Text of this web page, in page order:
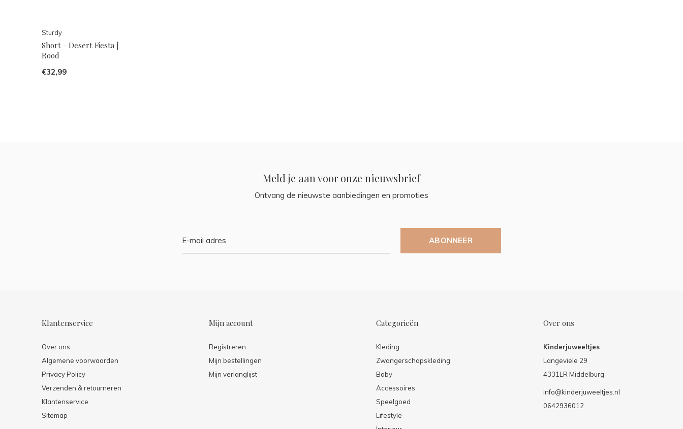
Sturdy
Short - Desert Fiesta |
Rood
€32,99
Meld je aan voor onze nieuwsbrief
Ontvang de nieuwste aanbiedingen en promoties
ABONNEER
Klantenservice
Over ons
Algemene voorwaarden
Privacy Policy
Verzenden & retourneren
Klantenservice
Sitemap
Mijn account
Registreren
Mijn bestellingen
Mijn verlanglijst
Categorieën
Kleding
Zwangerschapskleding
Baby
Accessoires
Speelgoed
Lifestyle
Over ons
Kinderjuweeltjes
Langeviele 29
4331LR Middelburg
info@kinderjuweeltjes.nl
0642936012